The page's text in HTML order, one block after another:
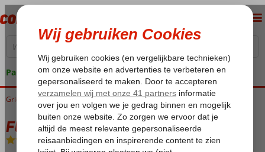
Pakketgarantie
Home
Griekenland Zakynthos Argassi Fly & Go Krinas Hotel
Fly & Go Krinas Hotel
Logies-Aparthotel